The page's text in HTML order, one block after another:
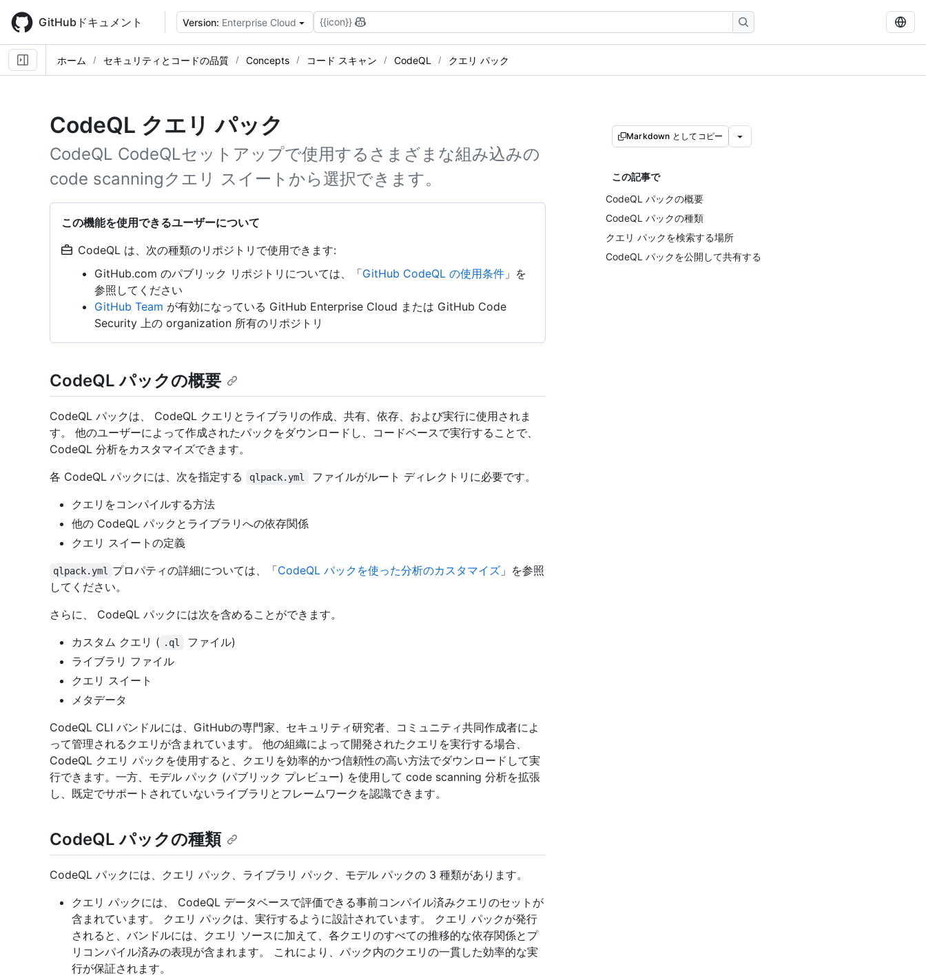
main
content
GitHubドキュメント Version: Enterprise Cloud {{icon}}
ホーム セキュリティとコードの品質 Concepts コード スキャン CodeQL クエリ パック
CodeQL クエリ パック
CodeQL CodeQLセットアップで使用するさまざまな組み込みの
code scanningクエリ スイートから選択できます。
この機能を使用できるユーザーについて
CodeQL は、次の種類のリポジトリで使用できます:
GitHub.com のパブリック リポジトリについては、「GitHub CodeQL の使用条件 」を
参照してください
GitHub Team が有効になっている GitHub Enterprise Cloud または GitHub Code
Security 上の organization 所有のリポジトリ
Markdown としてコピー
この記事で
CodeQL パックの概要
CodeQL パックの種類
クエリ パックを検索する場所
CodeQL パックを公開して共有する
CodeQL パックの概要
CodeQL パックは、 CodeQL クエリとライブラリの作成、共有、依存、および実行に使用されま
す。 他のユーザーによって作成されたパックをダウンロードし、コードベースで実行することで、
CodeQL 分析をカスタマイズできます。
各 CodeQL パックには、次を指定する
qlpack.yml
ファイルがルート ディレクトリに必要です。
クエリをコンパイルする方法
他の CodeQL パックとライブラリへの依存関係
クエリ スイートの定義
qlpack.yml プロパティの詳細については、「CodeQL パックを使った分析のカスタマイズ」を参照
してください。
さらに、 CodeQL パックには次を含めることができます。
カスタム クエリ ( .ql
ファイル)
ライブラリ ファイル
クエリ スイート
メタデータ
CodeQL CLI バンドルには、GitHubの専門家、セキュリティ研究者、コミュニティ共同作成者によ
って管理されるクエリが含まれています。 他の組織によって開発されたクエリを実行する場合、
CodeQL クエリ パックを使用すると、クエリを効率的かつ信頼性の高い方法でダウンロードして実
行できます。一方、モデル パック (パブリック プレビュー) を使用して code scanning 分析を拡張
し、既定でサポートされていないライブラリとフレームワークを認識できます。
CodeQL パックの種類
CodeQL パックには、クエリ パック、ライブラリ パック、モデル パックの 3 種類があります。
クエリ パックには、 CodeQL データベースで評価できる事前コンパイル済みクエリのセットが
含まれています。 クエリ パックは、実行するように設計されています。 クエリ パックが発行
されると、バンドルには、クエリ ソースに加えて、各クエリのすべての推移的な依存関係とプ
リコンパイル済みの表現が含まれます。 これにより、パック内のクエリの一貫した効率的な実
行が保証されます。